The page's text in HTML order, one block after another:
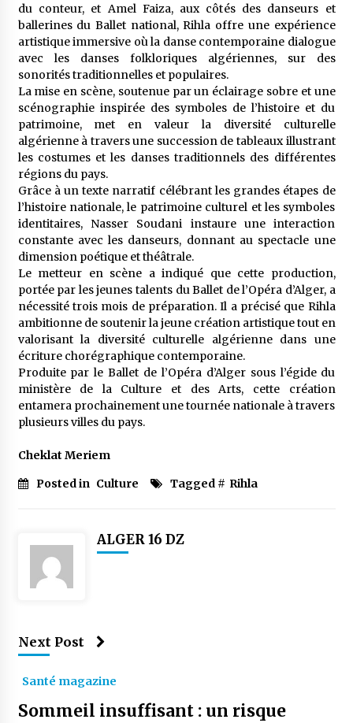
3 semaines ago
du conteur, et Amel Faiza, aux côtés des danseurs et
ballerines du Ballet national, Rihla offre une expérience
artistique immersive où la danse contemporaine dialogue
avec les danses folkloriques algériennes, sur des
sonorités traditionnelles et populaires.
La mise en scène, soutenue par un éclairage sobre et une
scénographie inspirée des symboles de l’histoire et du
patrimoine, met en valeur la diversité culturelle
algérienne à travers une succession de tableaux illustrant
les costumes et les danses traditionnels des différentes
régions du pays.
Grâce à un texte narratif célébrant les grandes étapes de
l’histoire nationale, le patrimoine culturel et les symboles
identitaires, Nasser Soudani instaure une interaction
constante avec les danseurs, donnant au spectacle une
dimension poétique et théâtrale.
Le metteur en scène a indiqué que cette production,
portée par les jeunes talents du Ballet de l’Opéra d’Alger, a
nécessité trois mois de préparation. Il a précisé que Rihla
ambitionne de soutenir la jeune création artistique tout en
valorisant la diversité culturelle algérienne dans une
écriture chorégraphique contemporaine.
Produite par le Ballet de l’Opéra d’Alger sous l’égide du
ministère de la Culture et des Arts, cette création
entamera prochainement une tournée nationale à travers
plusieurs villes du pays.
Cheklat Meriem
Posted in Culture Tagged # Rihla
ALGER 16 DZ
Next Post
Santé magazine
Sommeil insuffisant : un risque